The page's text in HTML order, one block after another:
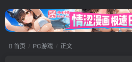
首页 PC游戏 正文